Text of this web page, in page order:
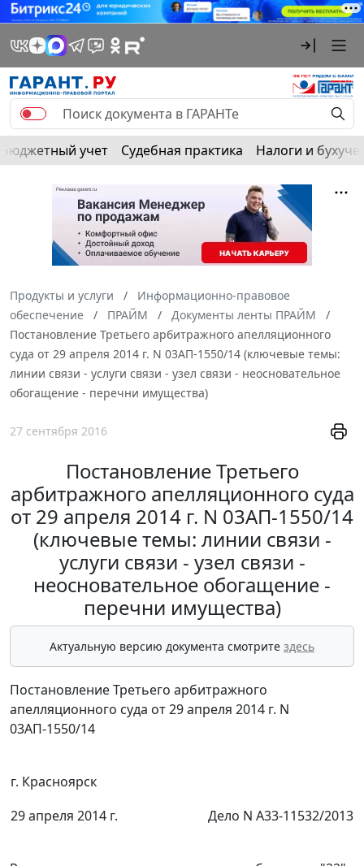
Бюджетный учет Судебная практика Налоги и
Продукты и услуги
Информационно-правовое
обеспечение
ПРАЙМ
Документы ленты ПРАЙМ
Постановление Третьего арбитражного апелляционного
суда от 29 апреля 2014 г. N 03АП-1550/14 (ключевые темы:
линии связи - услуги связи - узел связи - неосновательное
обогащение - перечни имущества)
27 сентября 2016
Постановление Третьего
арбитражного апелляционного суда
от 29 апреля 2014 г. N 03АП-1550/14
(ключевые темы: линии связи -
услуги связи - узел связи -
неосновательное обогащение -
перечни имущества)
Актуальную версию документа смотрите здесь
Постановление Третьего арбитражного
апелляционного суда от 29 апреля 2014 г. N
03АП-1550/14
г. Красноярск
29 апреля 2014 г.
Дело N А33-11532/2013